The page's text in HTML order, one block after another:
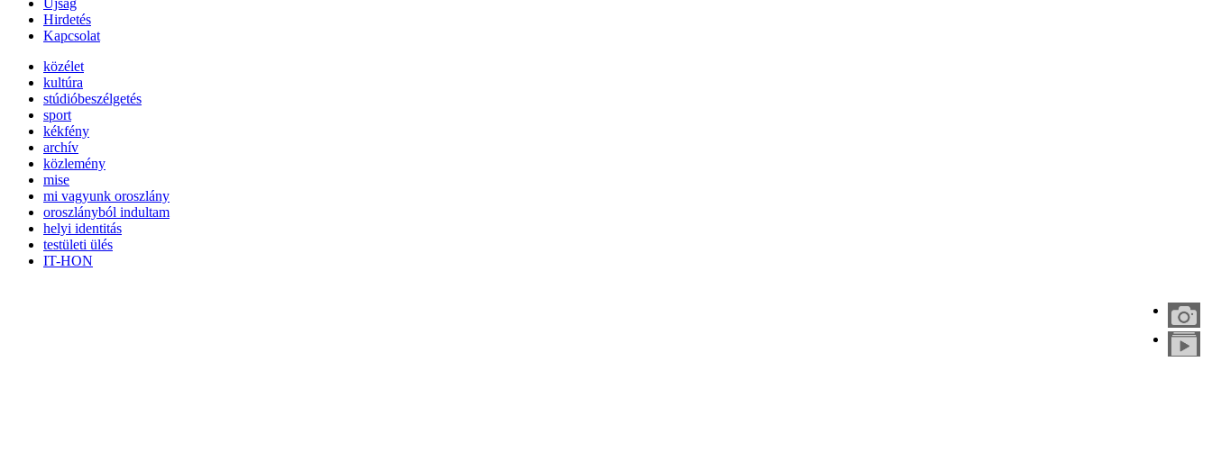
Hirdetés
Kapcsolat
közélet
kultúra
stúdióbeszélgetés
sport
kékfény
archív
közlemény
mise
mi vagyunk oroszlány
oroszlányból indultam
helyi identitás
testületi ülés
IT-HON